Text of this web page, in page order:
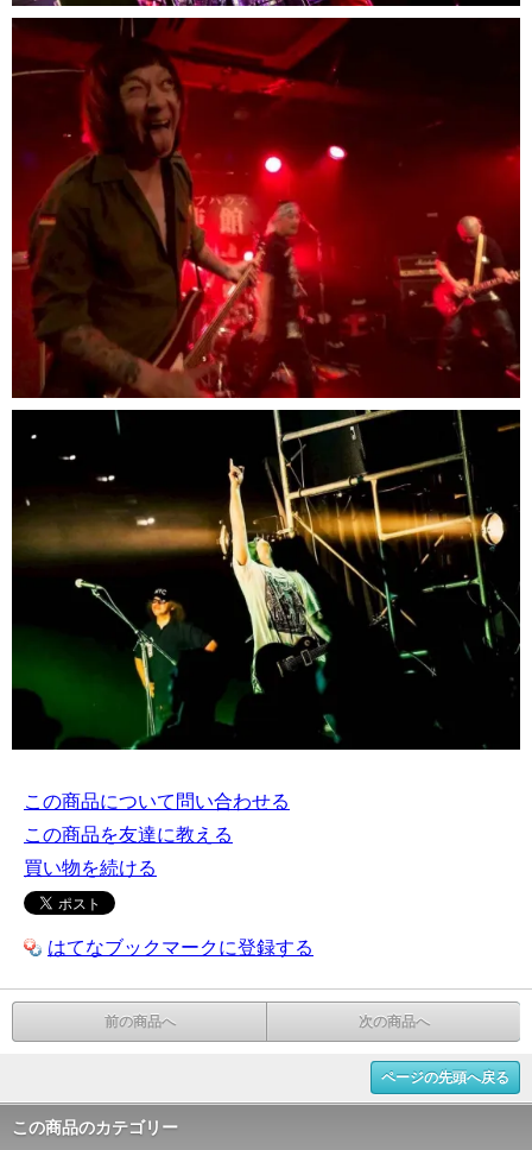
この商品について問い合わせる
この商品を友達に教える
買い物を続ける
はてなブックマークに登録する
前の商品へ 次の商品へ
ページの先頭へ戻る
この商品のカテゴリー